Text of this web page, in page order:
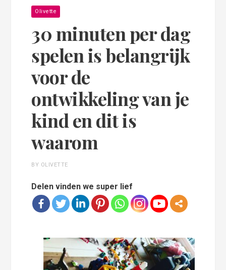
Olivette
30 minuten per dag
spelen is belangrijk
voor de
ontwikkeling van je
kind en dit is
waarom
BY OLIVETTE
Delen vinden we super lief